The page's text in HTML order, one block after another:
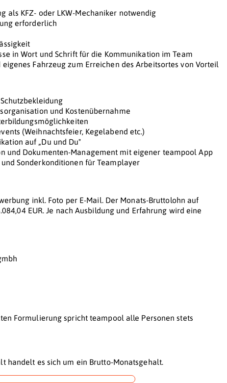
als KFZ- oder LKW-Mechaniker notwendig
erforderlich
in Wort und Schrift für die Kommunikation im Team
eigenes Fahrzeug zum Erreichen des Arbeitsortes von Vorteil
und Kostenübernahme
(Weihnachtsfeier, Kegelabend etc.)
auf „Du und Du"
und Dokumenten-Management mit eigener teampool App
Sonderkonditionen für Teamplayer
inkl. Foto per E-Mail. Der Monats-Bruttolohn auf
EUR. Je nach Ausbildung und Erfahrung wird eine
Formulierung spricht teampool alle Personen stets
handelt es sich um ein Brutto-Monatsgehalt.